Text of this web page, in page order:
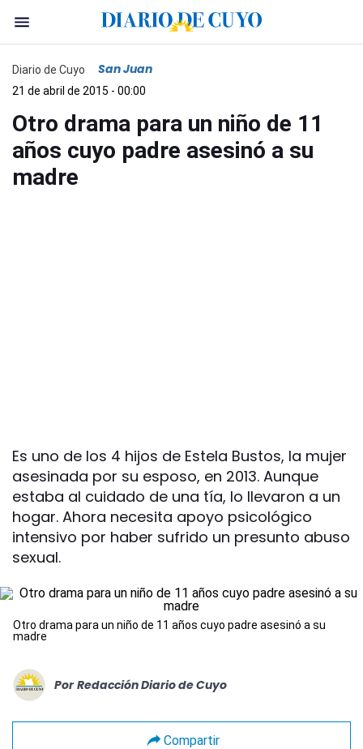
Diario de Cuyo San Juan
21 de abril de 2015 - 00:00
Otro drama para un niño de 11
años cuyo padre asesinó a su
madre
Es uno de los 4 hijos de Estela Bustos, la mujer
asesinada por su esposo, en 2013. Aunque
estaba al cuidado de una tía, lo llevaron a un
hogar. Ahora necesita apoyo psicológico
intensivo por haber sufrido un presunto abuso
sexual.
Otro drama para un niño de 11 años cuyo padre asesinó a su
madre
Por Redacción Diario de Cuyo
Compartir